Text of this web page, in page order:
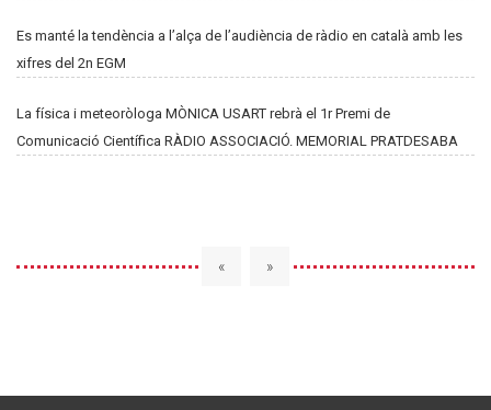
Es manté la tendència a l’alça de l’audiència de ràdio en català amb les
xifres del 2n EGM
La física i meteoròloga MÒNICA USART rebrà el 1r Premi de
Comunicació Científica RÀDIO ASSOCIACIÓ. MEMORIAL PRATDESABA
« »